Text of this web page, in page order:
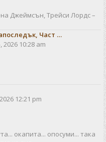
Джеймсън, Трейси Лордс –
Част …
2026 10:28 am
12:21 pm
окапита... опосуми... така